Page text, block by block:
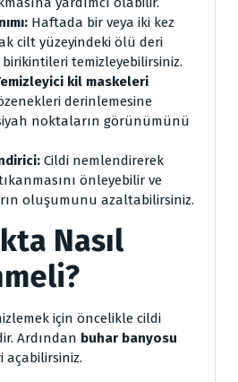
Haftada bir veya iki kez
cilt yüzeyindeki ölü deri
temizleyebilirsiniz.
kil maskeleri
derinlemesine
noktaların görünümünü
Cildi nemlendirerek
önleyebilir ve
oluşumunu azaltabilirsiniz.
Nasıl
için öncelikle cildi
Ardından buhar banyosu
açabilirsiniz.